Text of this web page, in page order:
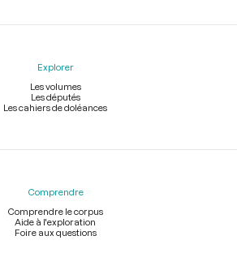
Explorer
Les volumes
Les députés
Les cahiers de doléances
Comprendre
Comprendre le corpus
Aide à l'exploration
Foire aux questions